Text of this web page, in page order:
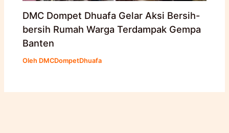
DMC Dompet Dhuafa Gelar Aksi Bersih-
bersih Rumah Warga Terdampak Gempa
Banten
Oleh DMCDompetDhuafa